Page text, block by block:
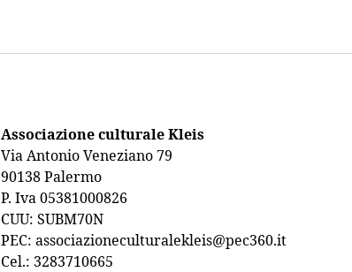
Associazione culturale Kleis
Via Antonio Veneziano 79
90138 Palermo
P. Iva 05381000826
CUU: SUBM70N
PEC: associazioneculturalekleis@pec360.it
Cel.: 3283710665